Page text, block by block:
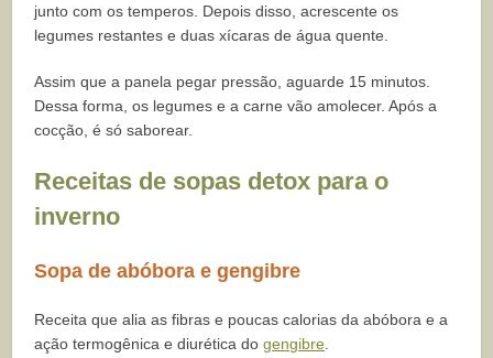
junto com os temperos. Depois disso, acrescente os
legumes restantes e duas xícaras de água quente.
Assim que a panela pegar pressão, aguarde 15 minutos.
Dessa forma, os legumes e a carne vão amolecer. Após a
cocção, é só saborear.
Receitas de sopas detox para o
inverno
Sopa de abóbora e gengibre
Receita que alia as fibras e poucas calorias da abóbora e a
ação termogênica e diurética dogengibre